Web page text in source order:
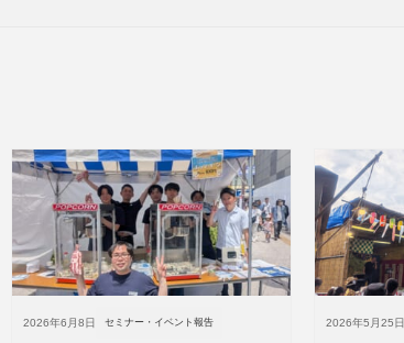
2026年6月8日 セミナー・イベント報告 2026年5月25日